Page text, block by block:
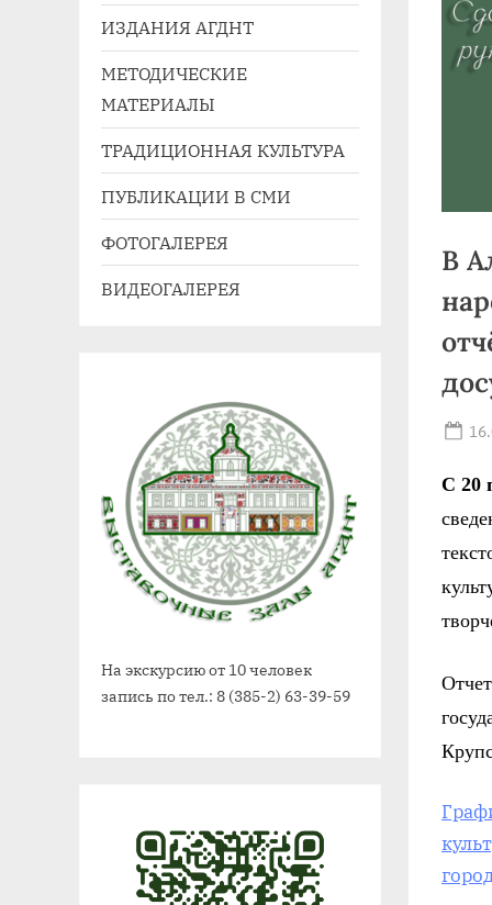
agdnt@yandex.ru
тел./
факс:
(3852)
63
39
В
С 20
ИЗДАНИЯ АГДНТ
МЕТОДИЧЕСКИЕ
МАТЕРИАЛЫ
ТРАДИЦИОННАЯ КУЛЬТУРА
ПУБЛИКАЦИИ В СМИ
ФОТОГАЛЕРЕЯ
ВИДЕОГАЛЕРЕЯ
На экскурсию от 10 человек
запись по тел.: 8 (385-2) 63-39-59